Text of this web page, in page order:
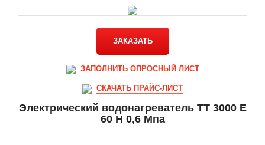
ЗАКАЗАТЬ
ЗАПОЛНИТЬ ОПРОСНЫЙ ЛИСТ
СКАЧАТЬ ПРАЙС-ЛИСТ
Электрический водонагреватель ТТ 3000 E
60 Н 0,6 Мпа